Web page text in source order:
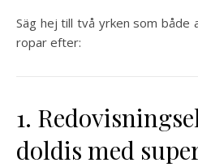
Säg hej till två yrken som både
ropar efter:
1.
doldis med